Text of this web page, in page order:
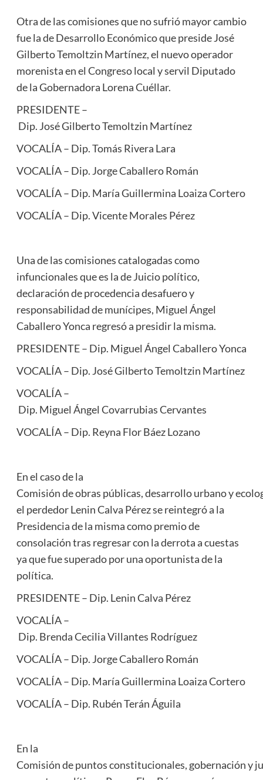
Otra de las comisiones que no sufrió mayor cambio
fue la de Desarrollo Económico que preside José
Gilberto Temoltzin Martínez, el nuevo operador
morenista en el Congreso local y servil Diputado
de la Gobernadora Lorena Cuéllar.
PRESIDENTE –
Dip. José Gilberto Temoltzin Martínez
VOCALÍA – Dip. Tomás Rivera Lara
VOCALÍA – Dip. Jorge Caballero Román
VOCALÍA – Dip. María Guillermina Loaiza Cortero
VOCALÍA – Dip. Vicente Morales Pérez
Una de las comisiones catalogadas como
infuncionales que es la de Juicio político,
declaración de procedencia desafuero y
responsabilidad de munícipes, Miguel Ángel
Caballero Yonca regresó a presidir la misma.
PRESIDENTE – Dip. Miguel Ángel Caballero Yonca
VOCALÍA – Dip. José Gilberto Temoltzin Martínez
VOCALÍA –
Dip. Miguel Ángel Covarrubias Cervantes
VOCALÍA – Dip. Reyna Flor Báez Lozano
En el caso de la
Comisión de obras públicas, desarrollo urbano y
el perdedor Lenin Calva Pérez se reintegró a la
Presidencia de la misma como premio de
consolación tras regresar con la derrota a cuestas
ya que fue superado por una oportunista de la
política.
PRESIDENTE – Dip. Lenin Calva Pérez
VOCALÍA –
Dip. Brenda Cecilia Villantes Rodríguez
VOCALÍA – Dip. Jorge Caballero Román
VOCALÍA – Dip. María Guillermina Loaiza Cortero
VOCALÍA – Dip. Rubén Terán Águila
En la
Comisión de puntos constitucionales, gobernación y